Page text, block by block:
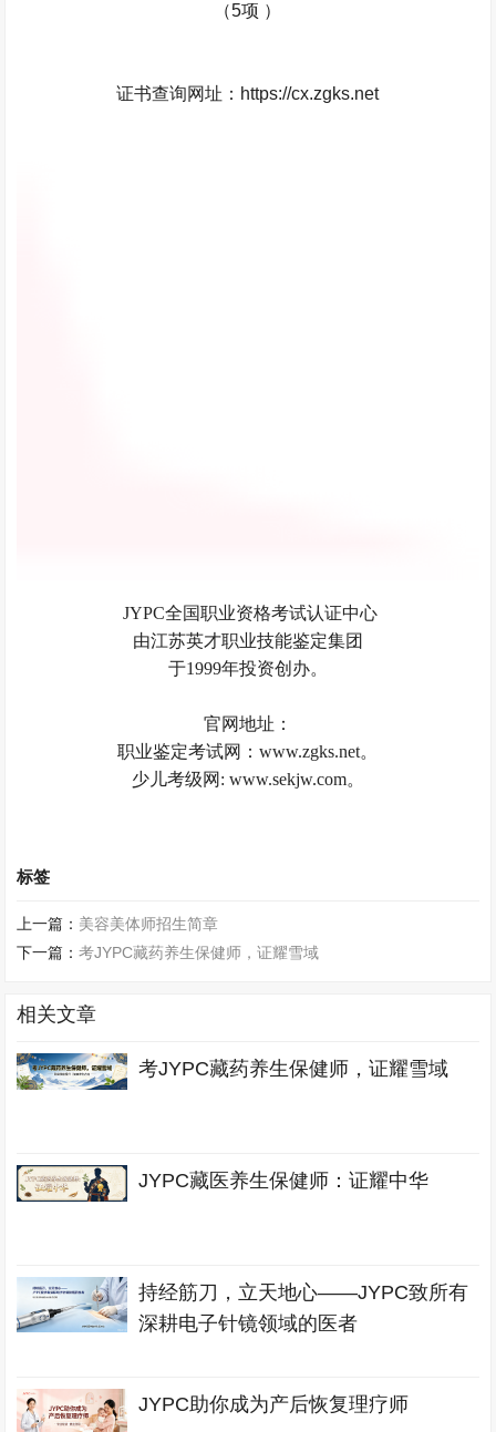
（5项 ）
证书查询网址：https://cx.zgks.net
JYPC全国职业资格考试认证中心
由江苏英才职业技能鉴定集团
于1999年投资创办。
官网地址：
职业鉴定考试网：www.zgks.net。
少儿考级网: www.sekjw.com。
标签
上一篇： 美容美体师招生简章
下一篇：考JYPC藏药养生保健师，证耀雪域
相关文章
考JYPC藏药养生保健师，证耀雪域
JYPC藏医养生保健师：证耀中华
持经筋刀，立天地心——JYPC致所有
深耕电子针镜领域的医者
JYPC助你成为产后恢复理疗师